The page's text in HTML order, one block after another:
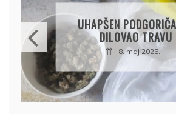
DRŽAVLJANIN
OSUMNJIČEN DA
PRODAO TUĐI
DRŽAVU NAPUSTIO
BRODOM
12. februar 2025.